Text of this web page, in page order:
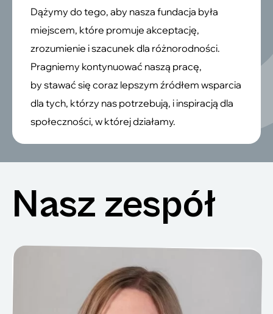
Dążymy do tego, aby nasza fundacja była
miejscem, które promuje akceptację,
zrozumienie i szacunek dla różnorodności.
Pragniemy kontynuować naszą pracę,
by stawać się coraz lepszym źródłem wsparcia
dla tych, którzy nas potrzebują, i inspiracją dla
społeczności, w której działamy.
Nasz zespół